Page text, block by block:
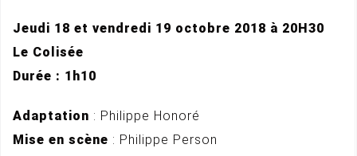
Jeudi 18 et vendredi 19 octobre 2018 à 20H30
Le Colisée
Durée : 1h10
Adaptation : Philippe Honoré
Mise en scène : Philippe Person